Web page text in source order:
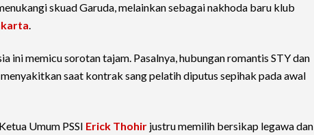
skuad Garuda, melainkan sebagai nakhoda baru klub
.
ini memicu sorotan tajam. Pasalnya, hubungan romantis STY dan
saat kontrak sang pelatih diputus sepihak pada awal
Umum PSSI Erick Thohir justru memilih bersikap legawa dan